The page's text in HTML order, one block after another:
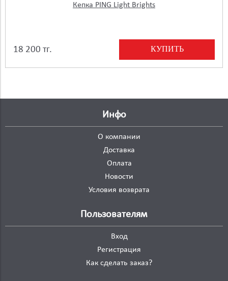
Кепка PING Light Brights
18 200 тг. КУПИТЬ
Инфо
О компании
Доставка
Оплата
Новости
Условия возврата
Пользователям
Вход
Регистрация
Как сделать заказ?